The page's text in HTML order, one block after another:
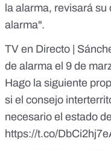
la alarma, revisará su
alarma".
TV en Directo |
de alarma el 9 de
Hago la siguiente
si el consejo
necesario el estado
https://t.co/